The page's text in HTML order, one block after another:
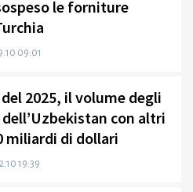
le forniture
09:01
2025, il volume degli
con altri
miliardi di dollari
19:39